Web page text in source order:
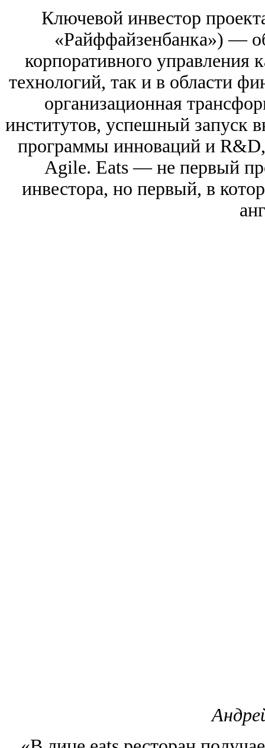
Ключевой инвестор
«Райффайзенбанка») —
корпоративного
технологий, так и в области
организационная
институтов, успешный запуск
программы инноваций и
Agile. Eats — не первый
инвестора, но первый, в